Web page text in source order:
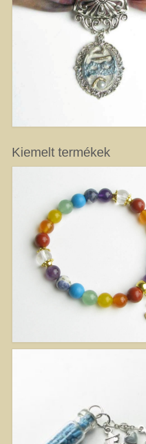
egyéniség sem. A kőbefoglalással készült
formája egyedi, hanem a mód, ahogy az
alkotás közben derül ki, hogy mit kíván a
a foglalatot.) Még akkor sem tudom
készült darabok egyformák lesznek, ha a
csiszoltak. A drót sosem hajlik egyformán.
fantáziától egyedi a kézműves Harmónia
ékszereket gondosan válogatott valódi
felhasználásával készítem, így a gyógyító
kategóriában megtalálja azt, amely kiemeli
Fantázia ékszer
Ezen az oldalon olyan különleges és
részben én készítettem. Úgy vélem, helyük
világában, mivel ezek is az egyéniség
válogattam ki azokat az ékszereket,
minőségi és esztétikai követelménynek.
ajánlom, akik nem ragaszkodnak az
kristályokhoz, de rajonganak az egyéni
vágynak. Kiváló ajándék lehet belőlük
Garantáltan örömöt szerezhet velük
Egyedi ékszer
Egyedi kőbefoglalás
Kiemelt termékek